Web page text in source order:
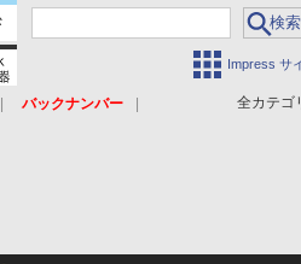
Impress サ
全カテゴ
バックナンバー